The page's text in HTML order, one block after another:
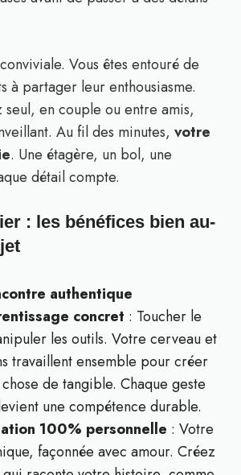
Vous êtes entouré de
à partager leur enthousiasme.
seul, en couple ou entre amis,
Au fil des minutes, votre
. Une étagère, un bol, une
détail compte.
: les bénéfices bien au-
authentique
concret : Toucher le
les outils. Votre cerveau et
travaillent ensemble pour créer
de tangible. Chaque geste
une compétence durable.
100% personnelle : Votre
façonnée avec amour. Créez